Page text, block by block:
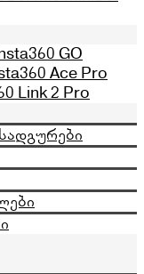
GO
Ace Pro
Link 2 Pro